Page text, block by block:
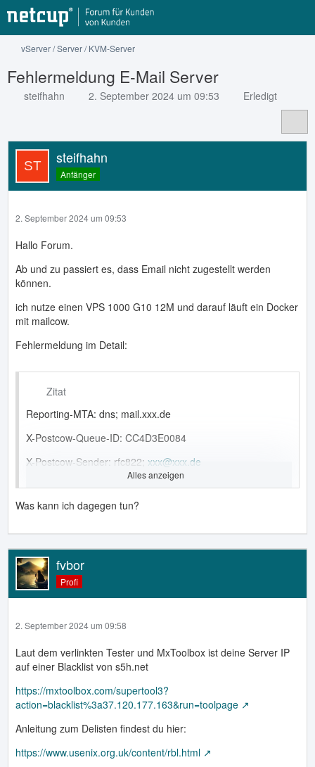
vServer / Server / KVM-Server
Fehlermeldung E-Mail Server
steifhahn 2. September 2024 um 09:53 Erledigt
steifhahn
Anfänger
2. September 2024 um 09:53
Hallo Forum.
Ab und zu passiert es, dass Email nicht zugestellt werden
können.
ich nutze einen VPS 1000 G10 12M und darauf läuft ein Docker
mit mailcow.
Fehlermeldung im Detail:
Zitat
Reporting-MTA: dns; mail.xxx.de
X-Postcow-Queue-ID: CC4D3E0084
X-Postcow-Sender: rfc822; xxx@xxx.de
Arrival-Date: Mon, 2 Sep 2024 09:32:15 +0200 (CEST)
Final-Recipient: rfc822;xxx@lausitz.net
Original-Recipient: rfc822;xxx@lausitz.net
Action: failed
Status: 5.0.0
Diagnostic-Code: smtp; 571 Access denied: 571 (V4.7-
bad reputation on the net. For details see
http://www.blacklistalert.org/?q=37.120.177.163
an exception made
for xxx, contact us using the form
on our Website or give us a phonecall.
Alles anzeigen
Was kann ich dagegen tun?
fvbor
Profi
2. September 2024 um 09:58
Laut dem verlinkten Tester und MxToolbox ist deine Server IP
auf einer Blacklist von s5h.net
https://mxtoolbox.com/supertool3?
action=blacklist%3a37.120.177.163&run=toolpage
Anleitung zum Delisten findest du hier:
https://www.usenix.org.uk/content/rbl.html